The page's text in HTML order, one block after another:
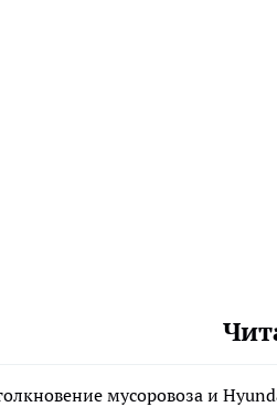
мусоровоза и